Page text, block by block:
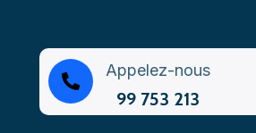
Appelez-nous
99 753 213